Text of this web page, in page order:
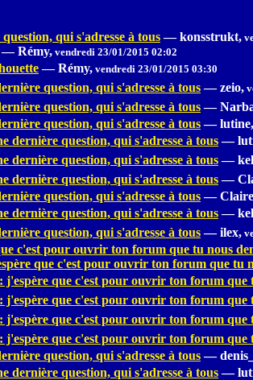
qui s'adresse à tous — konsstrukt,
— Rémy, vendredi 23/01/2015 02:02
— Rémy, vendredi 23/01/2015 03:30
question, qui s'adresse à tous — zeio,
question, qui s'adresse à tous —
question, qui s'adresse à tous — lutine,
dernière question, qui s'adresse à tous —
dernière question, qui s'adresse à tous —
dernière question, qui s'adresse à tous —
question, qui s'adresse à tous —
dernière question, qui s'adresse à tous —
question, qui s'adresse à tous — ilex,
c'est pour ouvrir ton forum que tu nous
que c'est pour ouvrir ton forum que tu
j'espère que c'est pour ouvrir ton forum que
j'espère que c'est pour ouvrir ton forum que
j'espère que c'est pour ouvrir ton forum que
j'espère que c'est pour ouvrir ton forum que
question, qui s'adresse à tous —
dernière question, qui s'adresse à tous —